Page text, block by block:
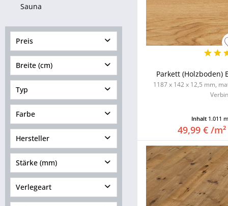
Sauna
Preis
von19,98 € bis404,26 €
Breite (cm)
von9,00bis32,00
Typ
Landhausdiele
Massivholzdiele geölt
Multistab
Schiffsboden
Farbe
Hersteller
Stärke (mm)
< 10.00
10.00 - 10.99
Verlegeart
Parkett (Holzboden)
1187 x 142 x 12,5 mm,
Inhalt 1.011
49,99 € /m²